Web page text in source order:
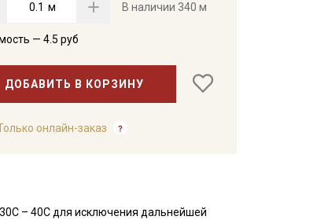
м В наличии 340 м
— 4.5 руб
ДОБАВИТЬ В КОРЗИНУ
онлайн-заказ
– 40С для исключения дальнейшей